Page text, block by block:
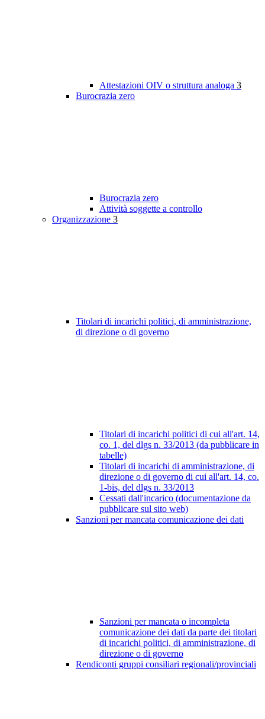
Attestazioni OIV o struttura analoga 3
Burocrazia zero
Burocrazia zero
Attività soggette a controllo
Organizzazione 3
Titolari di incarichi politici, di amministrazione,
di direzione o di governo
Titolari di incarichi politici di cui all'art. 14,
co. 1, del dlgs n. 33/2013 (da pubblicare in
tabelle)
Titolari di incarichi di amministrazione, di
direzione o di governo di cui all'art. 14, co.
1-bis, del dlgs n. 33/2013
Cessati dall'incarico (documentazione da
pubblicare sul sito web)
Sanzioni per mancata comunicazione dei dati
Sanzioni per mancata o incompleta
comunicazione dei dati da parte dei titolari
di incarichi politici, di amministrazione, di
direzione o di governo
Rendiconti gruppi consiliari regionali/provinciali